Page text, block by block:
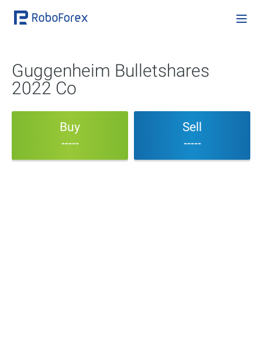
Guggenheim Bulletshares
2022 Co
Buy
-----
Sell
-----